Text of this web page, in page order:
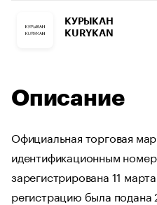
КУРЫКАН
KURYKAN
Описание
Официальная торговая
идентификационным
зарегистрирована 11
регистрацию была подана